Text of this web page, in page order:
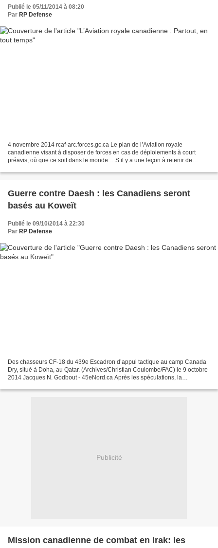
Publié le 05/11/2014 à 08:20
Par RP Defense
4 novembre 2014 rcaf-arc.forces.gc.ca Le plan de l’Aviation royale
canadienne visant à disposer de forces en cas de déploiements à court
préavis, où que ce soit dans le monde… S’il y a une leçon à retenir de
Guerre contre Daesh : les Canadiens seront
basés au Koweït
Publié le 09/10/2014 à 22:30
Par RP Defense
Des chasseurs CF-18 du 439e Escadron d’appui tactique au camp Canada
Dry, situé à Doha, au Qatar. (Archives/Christian Coulombe/FAC) le 9 octobre
2014 Jacques N. Godbout - 45eNord.ca Après les spéculations, la
Publicité
Mission canadienne de combat en Irak: les